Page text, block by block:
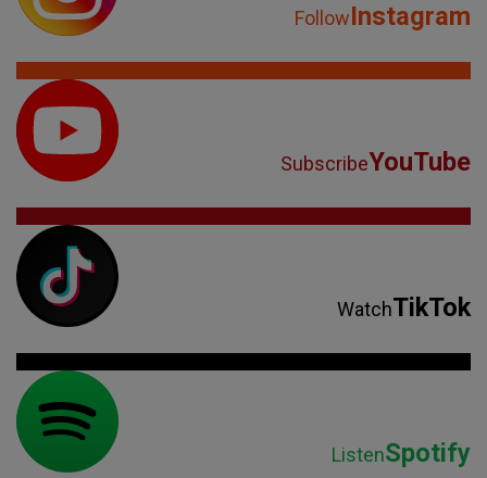
FollowInstagram
SubscribeYouTube
WatchTikTok
ListenSpotify